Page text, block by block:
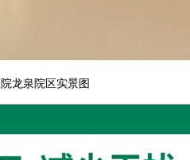
龙泉院区实景图